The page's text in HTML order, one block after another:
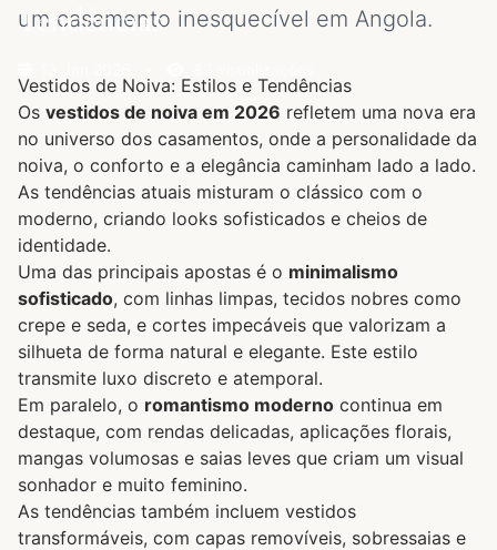
Tendências
um casamento inesquecível em Angola.
Vestidos de Noiva: Estilos e Tendências
Os vestidos de noiva em 2026 refletem uma nova era
no universo dos casamentos, onde a personalidade da
noiva, o conforto e a elegância caminham lado a lado.
As tendências atuais misturam o clássico com o
moderno, criando looks sofisticados e cheios de
identidade.
Uma das principais apostas é o minimalismo
sofisticado, com linhas limpas, tecidos nobres como
crepe e seda, e cortes impecáveis que valorizam a
silhueta de forma natural e elegante. Este estilo
transmite luxo discreto e atemporal.
Em paralelo, o romantismo moderno continua em
destaque, com rendas delicadas, aplicações florais,
mangas volumosas e saias leves que criam um visual
sonhador e muito feminino.
As tendências também incluem vestidos
transformáveis, com capas removíveis, sobressaias e